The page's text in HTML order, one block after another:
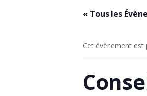
« Tous les
Cet évènement est